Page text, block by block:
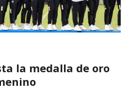
la medalla de oro